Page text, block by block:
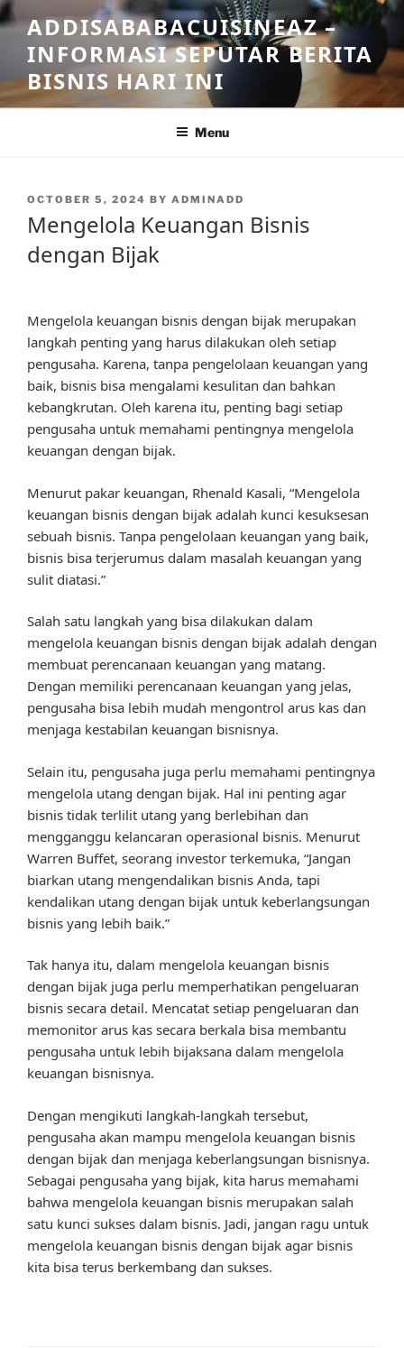
Skip
to
content
ADDISABABACUISINEAZ –
INFORMASI SEPUTAR BERITA
BISNIS HARI INI
Menu
POSTED
OCTOBER 5, 2024 BY ADMINADD
Mengelola Keuangan Bisnis
dengan Bijak
Mengelola keuangan bisnis dengan bijak merupakan
langkah penting yang harus dilakukan oleh setiap
pengusaha. Karena, tanpa pengelolaan keuangan yang
baik, bisnis bisa mengalami kesulitan dan bahkan
kebangkrutan. Oleh karena itu, penting bagi setiap
pengusaha untuk memahami pentingnya mengelola
keuangan dengan bijak.
Menurut pakar keuangan, Rhenald Kasali, “Mengelola
keuangan bisnis dengan bijak adalah kunci kesuksesan
sebuah bisnis. Tanpa pengelolaan keuangan yang baik,
bisnis bisa terjerumus dalam masalah keuangan yang
sulit diatasi.”
Salah satu langkah yang bisa dilakukan dalam
mengelola keuangan bisnis dengan bijak adalah dengan
membuat perencanaan keuangan yang matang.
Dengan memiliki perencanaan keuangan yang jelas,
pengusaha bisa lebih mudah mengontrol arus kas dan
menjaga kestabilan keuangan bisnisnya.
Selain itu, pengusaha juga perlu memahami pentingnya
mengelola utang dengan bijak. Hal ini penting agar
bisnis tidak terlilit utang yang berlebihan dan
mengganggu kelancaran operasional bisnis. Menurut
Warren Buffet, seorang investor terkemuka, “Jangan
biarkan utang mengendalikan bisnis Anda, tapi
kendalikan utang dengan bijak untuk keberlangsungan
bisnis yang lebih baik.”
Tak hanya itu, dalam mengelola keuangan bisnis
dengan bijak juga perlu memperhatikan pengeluaran
bisnis secara detail. Mencatat setiap pengeluaran dan
memonitor arus kas secara berkala bisa membantu
pengusaha untuk lebih bijaksana dalam mengelola
keuangan bisnisnya.
Dengan mengikuti langkah-langkah tersebut,
pengusaha akan mampu mengelola keuangan bisnis
dengan bijak dan menjaga keberlangsungan bisnisnya.
Sebagai pengusaha yang bijak, kita harus memahami
bahwa mengelola keuangan bisnis merupakan salah
satu kunci sukses dalam bisnis. Jadi, jangan ragu untuk
mengelola keuangan bisnis dengan bijak agar bisnis
kita bisa terus berkembang dan sukses.